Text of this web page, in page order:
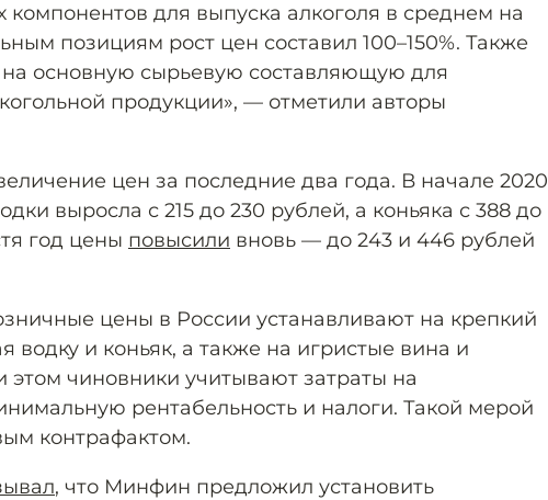
компонентов для выпуска алкоголя в среднем на
позициям рост цен составил 100–150%. Также
на основную сырьевую составляющую для
продукции», — отметили авторы
цен за последние два года. В начале 2020
выросла с 215 до 230 рублей, а коньяка с 388 до
год цены повысили вновь — до 243 и 446 рублей
цены в России устанавливают на крепкий
водку и коньяк, а также на игристые вина и
чиновники учитывают затраты на
рентабельность и налоги. Такой мерой
контрафактом.
, что Минфин предложил установить